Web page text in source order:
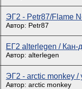
ЭГ2 - Petr87/Flame
Автор: Petr87
ЕГ2 alterlegen / Кан-
Автор: alterlegen
ЭГ2 - arctic monkey /
Автор: arctic monkey